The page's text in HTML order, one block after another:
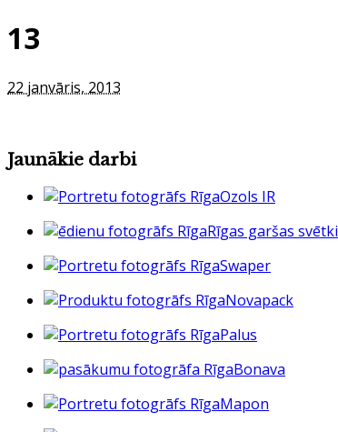
13
22 janvāris, 2013
Jaunākie darbi
Ozols IR
Rīgas garšas svētki
Swaper
Novapack
Palus
Bonava
Mapon